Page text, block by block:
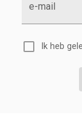
e-mail
Ik heb